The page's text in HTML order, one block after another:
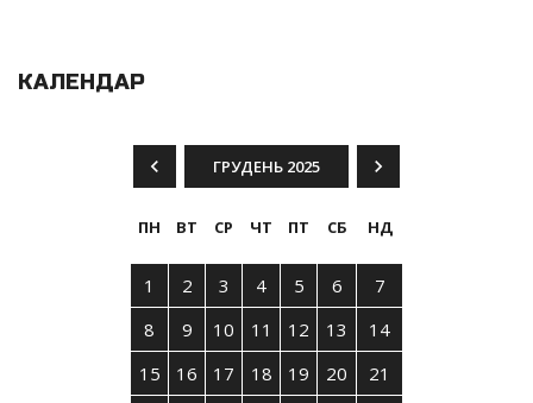
КАЛЕНДАР
ГРУДЕНЬ 2025
ПН ВТ СР ЧТ ПТ СБ НД
1 2 3 4 5 6
7
8
9 10 11 12 13
14
15
16 17 18 19 20
21